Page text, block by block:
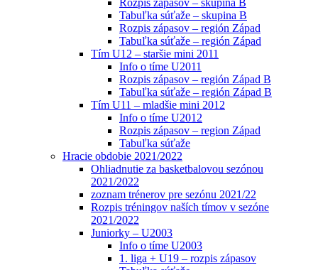
Tabuľka súťaže – skupina B
Rozpis zápasov – región Západ
Tabuľka súťaže – región Západ
Tím U12 – staršie mini 2011
Info o tíme U2011
Rozpis zápasov – región Západ B
Tabuľka súťaže – región Západ B
Tím U11 – mladšie mini 2012
Info o tíme U2012
Rozpis zápasov – region Západ
Tabuľka súťaže
Hracie obdobie 2021/2022
Ohliadnutie za basketbalovou sezónou
2021/2022
zoznam trénerov pre sezónu 2021/22
Rozpis tréningov naších tímov v sezóne
2021/2022
Juniorky – U2003
Info o tíme U2003
1. liga + U19 – rozpis zápasov